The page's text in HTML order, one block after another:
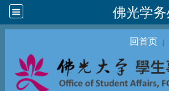
佛光学务
回首页 ｜